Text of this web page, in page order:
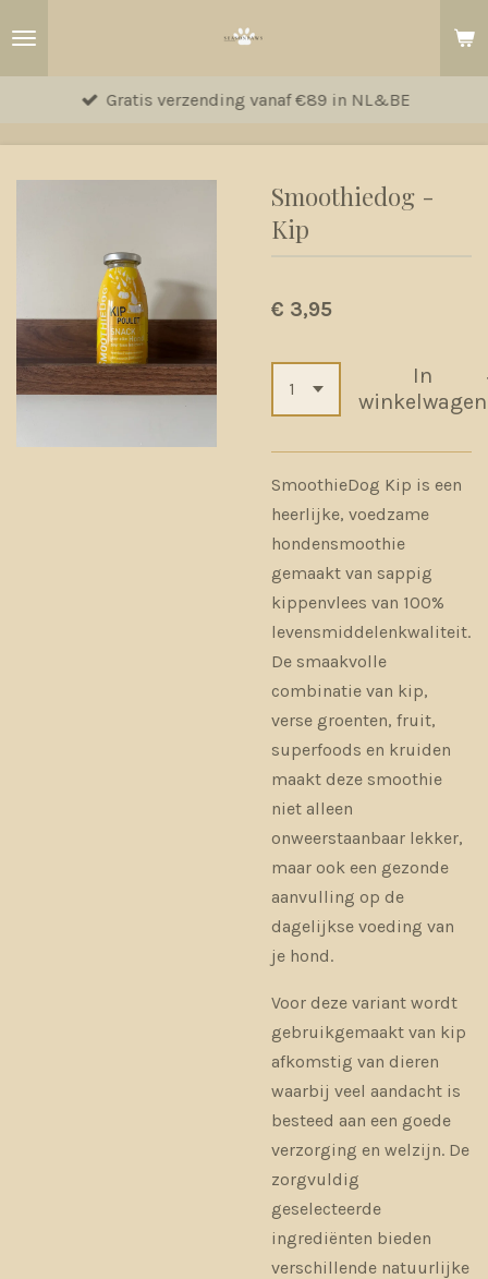
hoofdinhoud
Gratis verzending vanaf €89 in NL&BE
Smoothiedog -
Kip
€ 3,95
In
winkelwagen
SmoothieDog Kip is een
heerlijke, voedzame
hondensmoothie
gemaakt van sappig
kippenvlees van 100%
levensmiddelenkwaliteit.
De smaakvolle
combinatie van kip,
verse groenten, fruit,
superfoods en kruiden
maakt deze smoothie
niet alleen
onweerstaanbaar lekker,
maar ook een gezonde
aanvulling op de
dagelijkse voeding van
je hond.
Voor deze variant wordt
gebruikgemaakt van kip
afkomstig van dieren
waarbij veel aandacht is
besteed aan een goede
verzorging en welzijn. De
zorgvuldig
geselecteerde
ingrediënten bieden
verschillende natuurlijke